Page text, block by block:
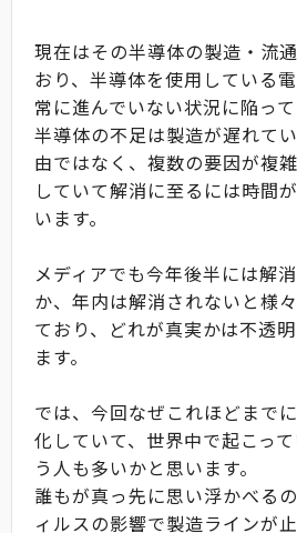
現在はその半導体の製造・流
おり、半導体を使用している
常に進んでいない状況に陥って
半導体の不足は製造が遅れて
由ではなく、複数の要因が複
していて解消に至るには時間
います。
メディアでも今年後半には解
か、年内は解消されないと様
ており、どれが真実かは不透
ます。
では、今回なぜこれほどまで
化していて、世界中で起こっ
う人も多いかと思います。
誰もが真っ先に思い浮かべる
ィルスの影響で製造ラインが